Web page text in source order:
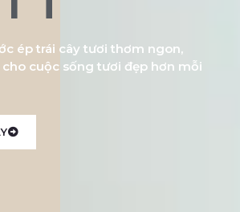
ép trái cây tươi thơm ngon,
cuộc sống tươi đẹp hơn mỗi